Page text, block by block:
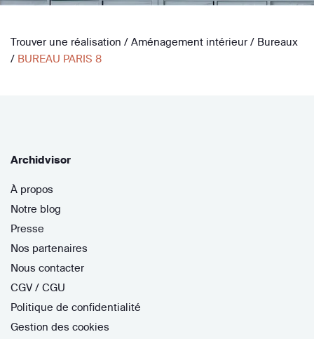
Trouver une réalisation / Aménagement intérieur / Bureaux
/ BUREAU PARIS 8
Archidvisor
À propos
Notre blog
Presse
Nos partenaires
Nous contacter
CGV / CGU
Politique de confidentialité
Gestion des cookies